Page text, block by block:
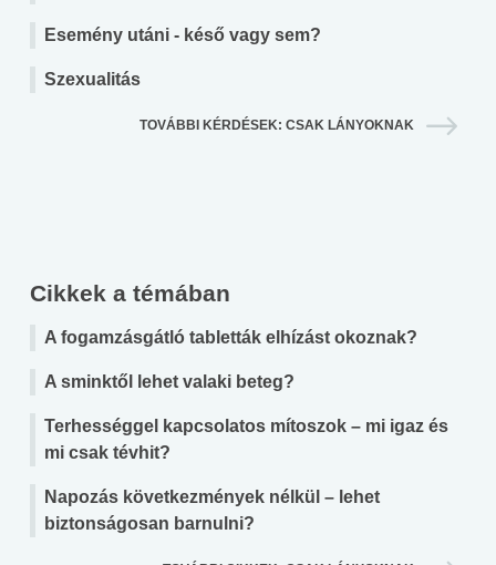
Esemény utáni - késő vagy sem?
Szexualitás
TOVÁBBI KÉRDÉSEK: CSAK LÁNYOKNAK
Cikkek a témában
A fogamzásgátló tabletták elhízást okoznak?
A sminktől lehet valaki beteg?
Terhességgel kapcsolatos mítoszok – mi igaz és
mi csak tévhit?
Napozás következmények nélkül – lehet
biztonságosan barnulni?